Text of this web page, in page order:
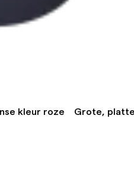
kleur roze Grote,